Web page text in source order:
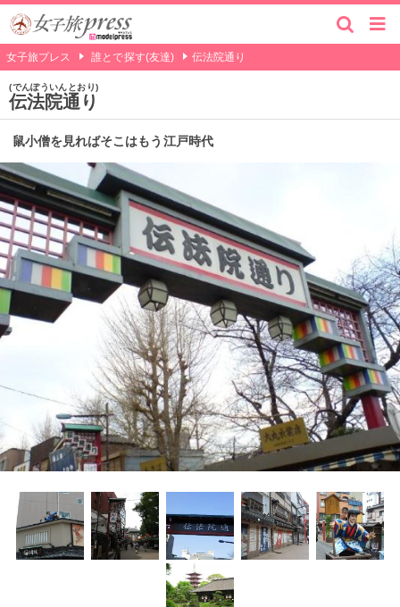
女子旅プレス 誰とで探す(友達) 伝法院通り
伝法院通り
でんぽういんとおり
鼠小僧を見ればそこはもう江戸時代